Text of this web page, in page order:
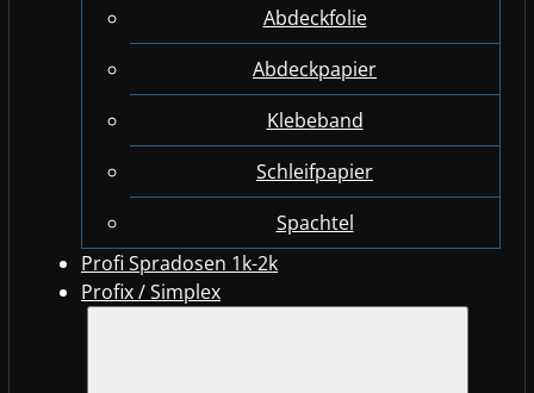
Abdeckfolie
Abdeckpapier
Klebeband
Schleifpapier
Spachtel
Profi Spradosen 1k-2k
Profix / Simplex